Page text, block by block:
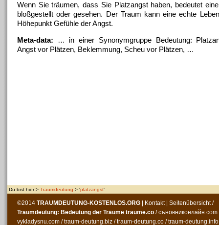
Wenn Sie träumen, dass Sie Platzangsthaben, bedeutet
bloßgestellt oder gesehen. Der Traum kann eine echte
Höhepunkt Gefühle der Angst.
Meta-data: … in einer Synonymgruppe Bedeutung:
Angst vor Plätzen, Beklemmung, Scheu vor Plätzen, …
Du bist hier > Traumdeutung > 'platzangst'
©2014 TRAUMDEUTUNG-KOSTENLOS.ORG Kontakt| Seitenübersicht/
Traumdeutung: Bedeutung der Träume traume.co /съновниконлайн.com
vykladysnu.com /traum-deutung.biz /traum-deutung.co /traum-deutung.info